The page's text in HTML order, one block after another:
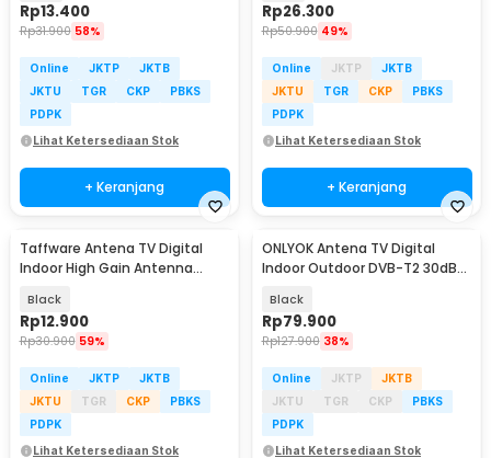
Rp13.400
Rp31.900 58%
Online JKTP
JKTB
JKTU
TGR CKP
PBKS
PDPK
Lihat Ketersediaan Stok
+ Keranjang
Rp26.300
Rp50.900 49%
Online JKTP
JKTB
JKTU
TGR CKP
PBKS
PDPK
Lihat Ketersediaan Stok
+ Keranjang
Taffware Antena TV Digital
Indoor High Gain Antenna
Black
Rp12.900
Rp30.900 59%
Online JKTP
JKTB
JKTU
TGR CKP
PBKS
PDPK
Lihat Ketersediaan Stok
ONLYOK Antena TV Digital
Indoor Outdoor DVB-T2 30dB
Black
Rp79.900
Rp127.900 38%
Online JKTP
JKTB
JKTU
TGR CKP
PBKS
PDPK
Lihat Ketersediaan Stok